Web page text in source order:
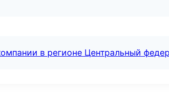
в регионе Центральный